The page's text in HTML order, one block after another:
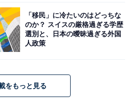
この『サンダーボルツ*』は「予
と断言します。
「移民」に冷たいのはどっちな
のか？ スイスの厳格過ぎる学歴
選別と、日本の曖昧過ぎる外国
人政策
をもっと見る